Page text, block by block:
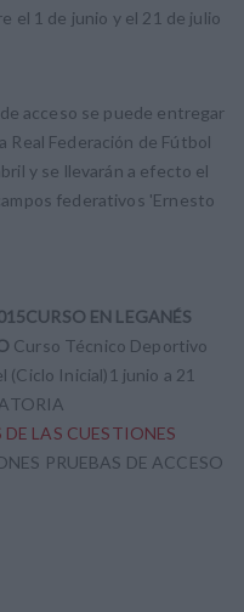
el 1 de junio y el 21 de julio
acceso se puede entregar
Real Federación de Fútbol
y se llevarán a efecto el
federativos 'Ernesto
CURSO EN LEGANÉS
Curso Técnico Deportivo
(Ciclo Inicial)1 junio a 21
LAS CUESTIONES
PRUEBAS DE ACCESO